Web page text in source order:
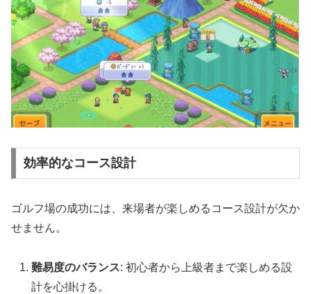
効率的なコース設計
ゴルフ場の成功には、来場者が楽しめるコース設計が欠か
せません。
難易度のバランス: 初心者から上級者まで楽しめる設
計を心掛ける。